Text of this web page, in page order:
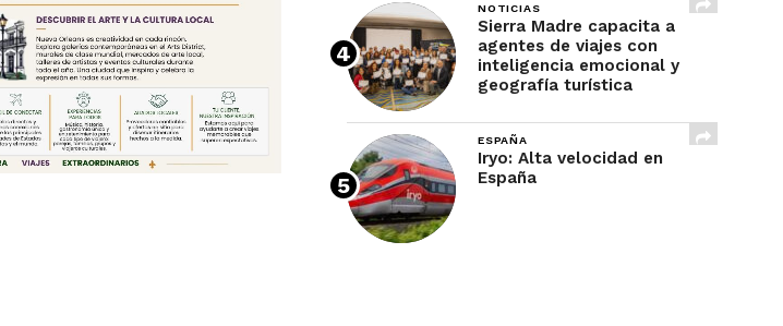
NOTICIAS
Sierra Madre capacita a
agentes de viajes con
inteligencia emocional y
geografía turística
ESPAÑA
Iryo: Alta velocidad en
España